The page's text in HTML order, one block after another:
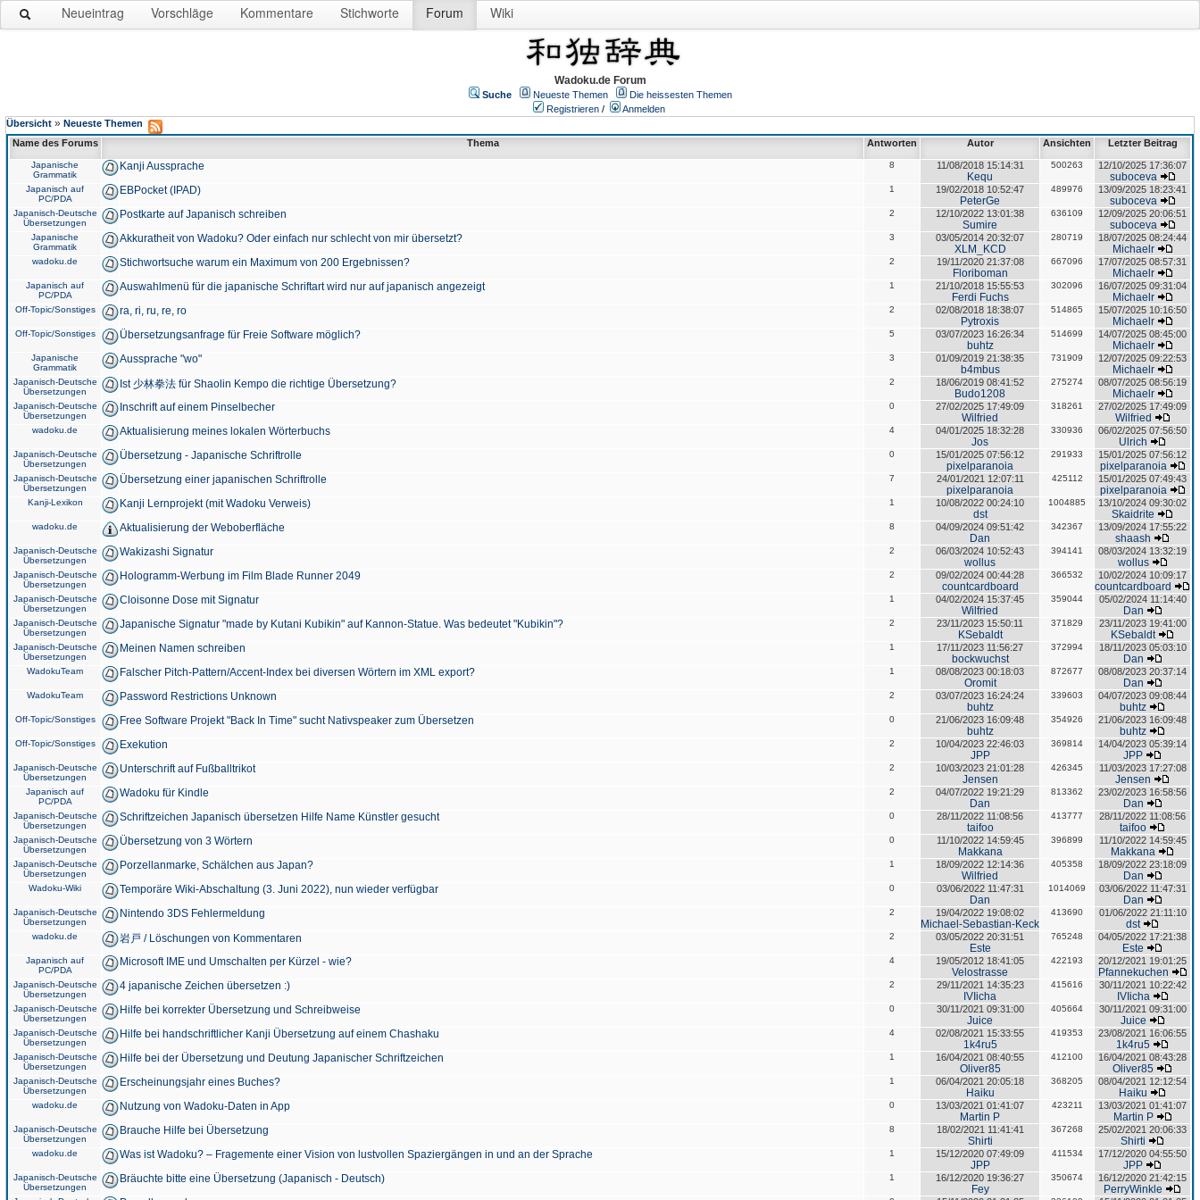
Neueintrag Vorschläge Kommentare Stichworte Forum Wiki
Wadoku.de Forum
Suche Neueste Themen
Die heissesten Themen
Registrieren /
Anmelden
Übersicht » Neueste Themen
Name des Forums
Thema Antworten Autor Ansichten Letzter Beitrag
Japanische
Grammatik
Kanji Aussprache 8 11/08/2018 15:14:31
Kequ
500263 12/10/2025 17:36:07
suboceva
Japanisch auf
PC/PDA
EBPocket (IPAD) 1 19/02/2018 10:52:47
PeterGe
489976 13/09/2025 18:23:41
suboceva
Japanisch-Deutsche
Übersetzungen
Postkarte auf Japanisch schreiben 2 12/10/2022 13:01:38
Sumire
636109 12/09/2025 20:06:51
suboceva
Japanische
Grammatik
Akkuratheit von Wadoku? Oder einfach nur schlecht von mir übersetzt? 3 03/05/2014 20:32:07
XLM_KCD
280719 18/07/2025 08:24:44
Michaelr
wadoku.de Stichwortsuche warum ein Maximum von 200 Ergebnissen? 2 19/11/2020 21:37:08
Floriboman
667096 17/07/2025 08:57:31
Michaelr
Japanisch auf
PC/PDA
Auswahlmenü für die japanische Schriftart wird nur auf japanisch angezeigt 1 21/10/2018 15:55:53
Ferdi Fuchs
302096 16/07/2025 09:31:04
Michaelr
Off-Topic/Sonstiges ra, ri, ru, re, ro 2 02/08/2018 18:38:07
Pytroxis
514865 15/07/2025 10:16:50
Michaelr
Off-Topic/Sonstiges Übersetzungsanfrage für Freie Software möglich? 5 03/07/2023 16:26:34
buhtz
514699 14/07/2025 08:45:00
Michaelr
Japanische
Grammatik
Aussprache "wo" 3 01/09/2019 21:38:35
b4mbus
731909 12/07/2025 09:22:53
Michaelr
Japanisch-Deutsche
Übersetzungen
Ist 少林拳法 für Shaolin Kempo die richtige Übersetzung? 2 18/06/2019 08:41:52
Budo1208
275274 08/07/2025 08:56:19
Michaelr
Japanisch-Deutsche
Übersetzungen
Inschrift auf einem Pinselbecher 0 27/02/2025 17:49:09
Wilfried
318261 27/02/2025 17:49:09
Wilfried
wadoku.de Aktualisierung meines lokalen Wörterbuchs 4 04/01/2025 18:32:28
Jos
330936 06/02/2025 07:56:50
Ulrich
Japanisch-Deutsche
Übersetzungen
Übersetzung - Japanische Schriftrolle 0 15/01/2025 07:56:12
pixelparanoia
291933 15/01/2025 07:56:12
pixelparanoia
Japanisch-Deutsche
Übersetzungen
Übersetzung einer japanischen Schriftrolle 7 24/01/2021 12:07:11
pixelparanoia
425112 15/01/2025 07:49:43
pixelparanoia
Kanji-Lexikon Kanji Lernprojekt (mit Wadoku Verweis) 1 10/08/2022 00:24:10
dst
1004885 13/10/2024 09:30:02
Skaidrite
wadoku.de Aktualisierung der Weboberfläche 8 04/09/2024 09:51:42
Dan
342367 13/09/2024 17:55:22
shaash
Japanisch-Deutsche
Übersetzungen
Wakizashi Signatur 2 06/03/2024 10:52:43
wollus
394141 08/03/2024 13:32:19
wollus
Japanisch-Deutsche
Übersetzungen
Hologramm-Werbung im Film Blade Runner 2049 2 09/02/2024 00:44:28
countcardboard
366532 10/02/2024 10:09:17
countcardboard
Japanisch-Deutsche
Übersetzungen
Cloisonne Dose mit Signatur 1 04/02/2024 15:37:45
Wilfried
359044 05/02/2024 11:14:40
Dan
Japanisch-Deutsche
Übersetzungen
Japanische Signatur "made by Kutani Kubikin" auf Kannon-Statue. Was bedeutet "Kubikin"? 2 23/11/2023 15:50:11
KSebaldt
371829 23/11/2023 19:41:00
KSebaldt
Japanisch-Deutsche
Übersetzungen
Meinen Namen schreiben 1 17/11/2023 11:56:27
bockwuchst
372994 18/11/2023 05:03:10
Dan
WadokuTeam Falscher Pitch-Pattern/Accent-Index bei diversen Wörtern im XML export? 1 08/08/2023 00:18:03
Oromit
872677 08/08/2023 20:37:14
Dan
WadokuTeam Password Restrictions Unknown 2 03/07/2023 16:24:24
buhtz
339603 04/07/2023 09:08:44
buhtz
Off-Topic/Sonstiges Free Software Projekt "Back In Time" sucht Nativspeaker zum Übersetzen 0 21/06/2023 16:09:48
buhtz
354926 21/06/2023 16:09:48
buhtz
Off-Topic/Sonstiges Exekution 2 10/04/2023 22:46:03
JPP
369814 14/04/2023 05:39:14
JPP
Japanisch-Deutsche
Übersetzungen
Unterschrift auf Fußballtrikot 2 10/03/2023 21:01:28
Jensen
426345 11/03/2023 17:27:08
Jensen
Japanisch auf
PC/PDA
Wadoku für Kindle 2 04/07/2022 19:21:29
Dan
813362 23/02/2023 16:58:56
Dan
Japanisch-Deutsche
Übersetzungen
Schriftzeichen Japanisch übersetzen Hilfe Name Künstler gesucht 0 28/11/2022 11:08:56
taifoo
413777 28/11/2022 11:08:56
taifoo
Japanisch-Deutsche
Übersetzungen
Übersetzung von 3 Wörtern 0 11/10/2022 14:59:45
Makkana
396899 11/10/2022 14:59:45
Makkana
Japanisch-Deutsche
Übersetzungen
Porzellanmarke, Schälchen aus Japan? 1 18/09/2022 12:14:36
Wilfried
405358 18/09/2022 23:18:09
Dan
Wadoku-Wiki Temporäre Wiki-Abschaltung (3. Juni 2022), nun wieder verfügbar 0 03/06/2022 11:47:31
Dan
1014069 03/06/2022 11:47:31
Dan
Japanisch-Deutsche
Übersetzungen
Nintendo 3DS Fehlermeldung 2 19/04/2022 19:08:02
Michael-Sebastian-Keck
413690 01/06/2022 21:11:10
dst
wadoku.de 岩戸 / Löschungen von Kommentaren 2 03/05/2022 20:31:51
Este
765248 04/05/2022 17:21:38
Este
Japanisch auf
PC/PDA
Microsoft IME und Umschalten per Kürzel - wie? 4 19/05/2012 18:41:05
Velostrasse
422193 20/12/2021 19:01:25
Pfannekuchen
Japanisch-Deutsche
Übersetzungen
4 japanische Zeichen übersetzen :) 2 29/11/2021 14:35:23
IVIicha
415616 30/11/2021 10:22:42
IVIicha
Japanisch-Deutsche
Übersetzungen
Hilfe bei korrekter Übersetzung und Schreibweise 0 30/11/2021 09:31:00
Juice
405664 30/11/2021 09:31:00
Juice
Japanisch-Deutsche
Übersetzungen
Hilfe bei handschriftlicher Kanji Übersetzung auf einem Chashaku 4 02/08/2021 15:33:55
1k4ru5
419353 23/08/2021 16:06:55
1k4ru5
Japanisch-Deutsche
Übersetzungen
Hilfe bei der Übersetzung und Deutung Japanischer Schriftzeichen 1 16/04/2021 08:40:55
Oliver85
412100 16/04/2021 08:43:28
Oliver85
Japanisch-Deutsche
Übersetzungen
Erscheinungsjahr eines Buches? 1 06/04/2021 20:05:18
Haiku
368205 08/04/2021 12:12:54
Haiku
wadoku.de Nutzung von Wadoku-Daten in App 0 13/03/2021 01:41:07
Martin P
423211 13/03/2021 01:41:07
Martin P
Japanisch-Deutsche
Übersetzungen
Brauche Hilfe bei Übersetzung 8 18/02/2021 11:41:41
Shirti
367268 25/02/2021 20:06:33
Shirti
wadoku.de Was ist Wadoku? – Fragemente einer Vision von lustvollen Spaziergängen in und an der Sprache 1 15/12/2020 07:49:09
JPP
411534 17/12/2020 04:55:50
JPP
Japanisch-Deutsche
Übersetzungen
Bräuchte bitte eine Übersetzung (Japanisch - Deutsch) 1 16/12/2020 19:36:27
Fey
350674 16/12/2020 21:42:15
PerryWinkle